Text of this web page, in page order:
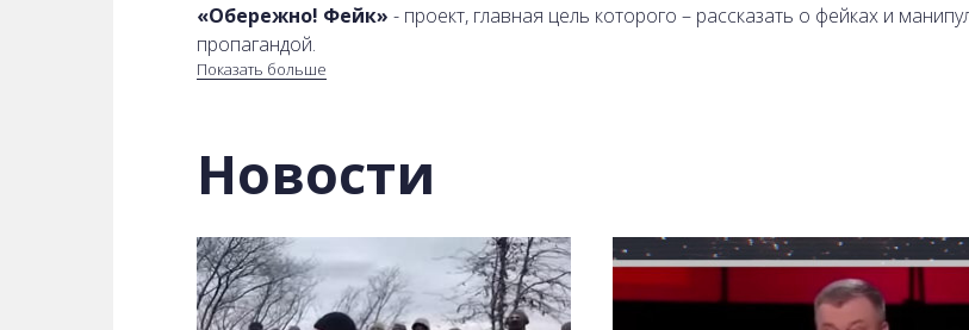
«Обережно! Фейк» - проект, главная цель которого – рассказать о фейках и
пропагандой.
Александр Преподобный объяснит, как выявлять дезинформацию, чтобы не попасть
Показать больше
Новости